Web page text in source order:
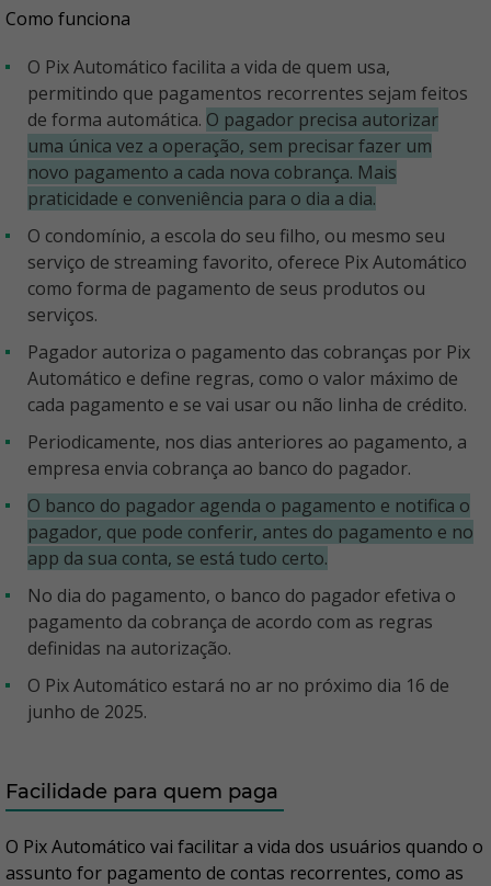
Como funciona
O Pix Automático facilita a vida de quem usa,
permitindo que pagamentos recorrentes sejam feitos
de forma automática. O pagador precisa autorizar
uma única vez a operação, sem precisar fazer um
novo pagamento a cada nova cobrança. Mais
praticidade e conveniência para o dia a dia.
O condomínio, a escola do seu filho, ou mesmo seu
serviço de streaming favorito, oferece Pix Automático
como forma de pagamento de seus produtos ou
serviços.
Pagador autoriza o pagamento das cobranças por Pix
Automático e define regras, como o valor máximo de
cada pagamento e se vai usar ou não linha de crédito.
Periodicamente, nos dias anteriores ao pagamento, a
empresa envia cobrança ao banco do pagador.
O banco do pagador agenda o pagamento e notifica o
pagador, que pode conferir, antes do pagamento e no
app da sua conta, se está tudo certo.
No dia do pagamento, o banco do pagador efetiva o
pagamento da cobrança de acordo com as regras
definidas na autorização.
O Pix Automático estará no ar no próximo dia 16 de
junho de 2025.
Facilidade para quem paga
O Pix Automático vai facilitar a vida dos usuários quando o
assunto for pagamento de contas recorrentes, como as